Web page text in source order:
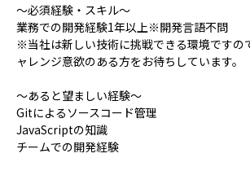
～必須経験・スキル～
業務での開発経験1年以上※開発言語不問
※当社は新しい技術に挑戦できる環境ですの
ャレンジ意欲のある方をお待ちしています。
～あると望ましい経験～
Gitによるソースコード管理
JavaScriptの知識
チームでの開発経験